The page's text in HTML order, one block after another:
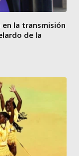
la transmisión
de la